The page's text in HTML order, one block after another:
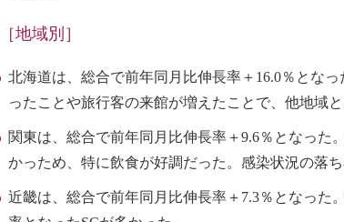
［地域別］
北海道は、総合で前年同月比伸長率＋16.0％とな
ったことや旅行客の来館が増えたことで、他地域
関東は、総合で前年同月比伸長率＋9.6％となった
かっため、特に飲食が好調だった。感染状況の落
近畿は、総合で前年同月比伸長率＋7.3％となった